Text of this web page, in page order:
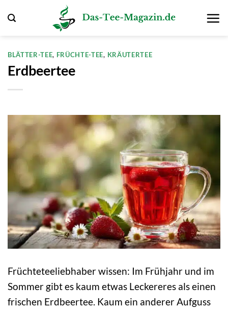
Inhalt
BLÄTTER-TEE, FRÜCHTE-TEE, KRÄUTERTEE
Erdbeertee
Früchteteeliebhaber wissen: Im Frühjahr und im
Sommer gibt es kaum etwas Leckereres als einen
frischen Erdbeertee. Kaum ein anderer Aufguss